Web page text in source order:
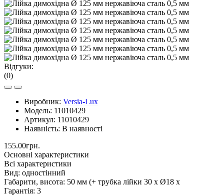
Відгуки:
(0)
Виробник: Versia-Lux
Модель: 11010429
Артикул: 11010429
Наявність: В наявності
155.00грн.
Основні характеристики
Всі характеристики
Вид: одностінний
Габарити, висота: 50 мм (+ трубка лійки 30 х Ø18 х
Гарантія: 3